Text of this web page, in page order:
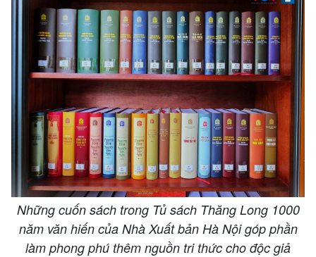
Những cuốn sách trong Tủ sách Thăng Long 1000
năm văn hiến của Nhà Xuất bản Hà Nội góp phần
làm phong phú thêm nguồn tri thức cho độc giả